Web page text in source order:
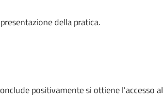
della pratica.
positivamente si ottiene l'accesso al